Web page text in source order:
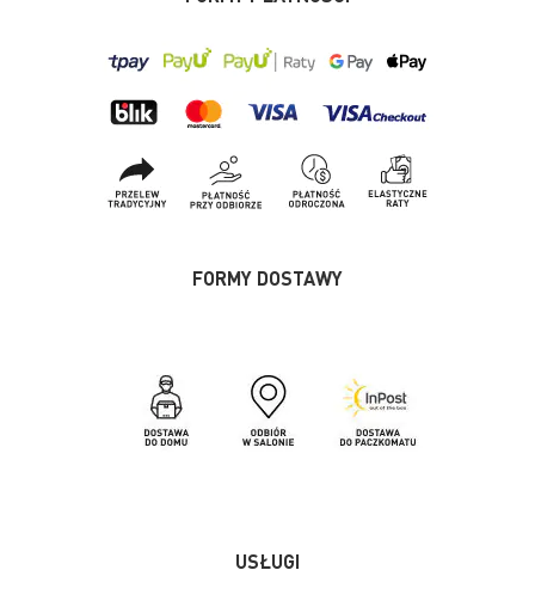
FORMY DOSTAWY
USŁUGI